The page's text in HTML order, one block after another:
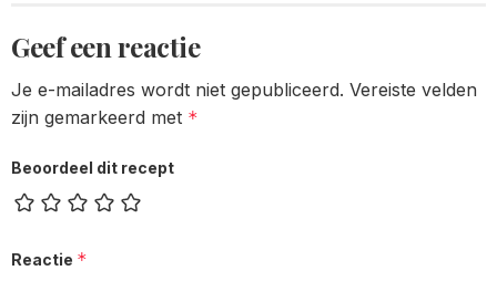
Geef een reactie
Je e-mailadres wordt niet gepubliceerd. Vereiste velden
zijn gemarkeerd met *
Beoordeel dit recept
Reactie *